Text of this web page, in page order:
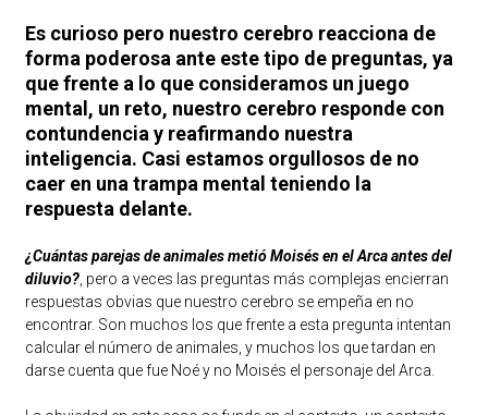
Es curioso pero nuestro cerebro reacciona de
forma poderosa ante este tipo de preguntas, ya
que frente a lo que consideramos un juego
mental, un reto, nuestro cerebro responde con
contundencia y reafirmando nuestra
inteligencia. Casi estamos orgullosos de no
caer en una trampa mental teniendo la
respuesta delante.
¿Cuántas parejas de animales metió Moisés en el Arca antes del
diluvio?, pero a veces las preguntas más complejas encierran
respuestas obvias que nuestro cerebro se empeña en no
encontrar. Son muchos los que frente a esta pregunta intentan
calcular el número de animales, y muchos los que tardan en
darse cuenta que fue Noé y no Moisés el personaje del Arca.